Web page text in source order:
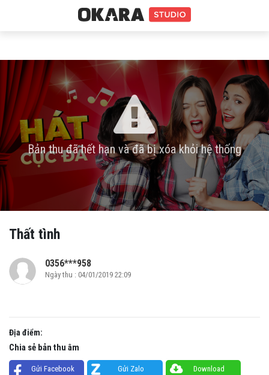
Bản thu đã hết hạn và đã bị xóa khỏi hệ thống
Thất tình
0356***958
Ngày thu : 04/01/2019 22:09
Địa điểm:
Chia sẻ bản thu âm
Gửi Facebook Gửi Zalo Download